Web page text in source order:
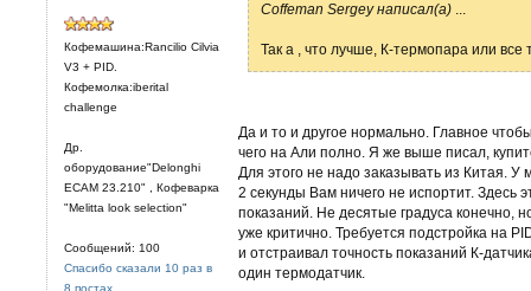
Кофемашина:Rancilio Cilvia
V3 + PID.
Кофемолка:iberital
challenge
Др.
оборудование"Delonghi
ECAM 23.210" , Кофеварка
"Melitta look selection"
Сообщений: 100
Спасибо сказали 10 раз в
8 постах
Coffeman Sergey написал(а)
Так а , что лучше, К-термопара или все
Да и то и другое нормально. Главное
чего на Али полно. Я же выше писал,
Для этого не надо заказывать из Китая.
2 секунды Вам ничего не испортит. Здесь
показаний. Не десятые градуса конечно,
уже критично. Требуется подстройка на
и отстраивал точность показаний К-
один термодатчик.